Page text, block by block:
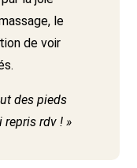
le
de voir
des pieds
repris rdv ! »